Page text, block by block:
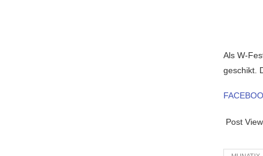
Als W-
geschikt.
Post